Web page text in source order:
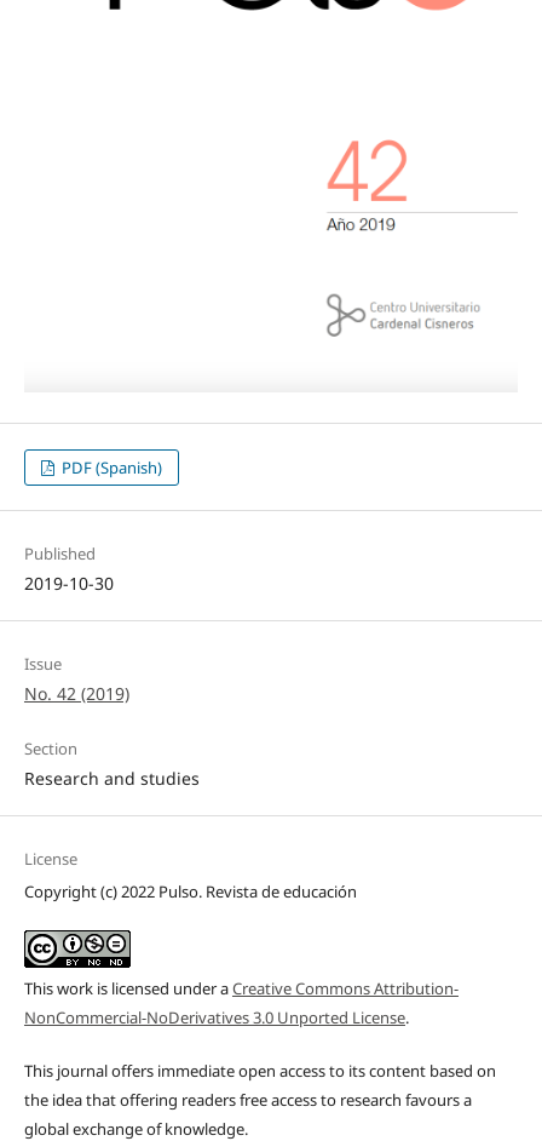
PDF (Spanish)
Published
2019-10-30
Issue
No. 42 (2019)
Section
Research and studies
License
Copyright (c) 2022 Pulso. Revista de educación
This work is licensed under aCreative Commons Attribution-
NonCommercial-NoDerivatives 3.0 Unported License.
This journal offers immediate open access to its content based on
the idea that offering readers free access to research favours a
global exchange of knowledge.